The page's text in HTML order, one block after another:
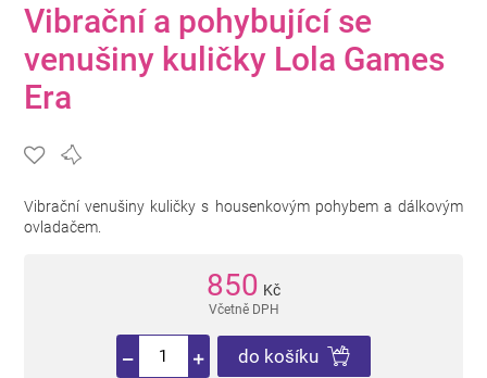
Vibrační a pohybující se
venušiny kuličky Lola Games
Era
Vibrační venušiny kuličky s housenkovým pohybem a dálkovým
ovladačem.
850 Kč
Včetně DPH
do košíku